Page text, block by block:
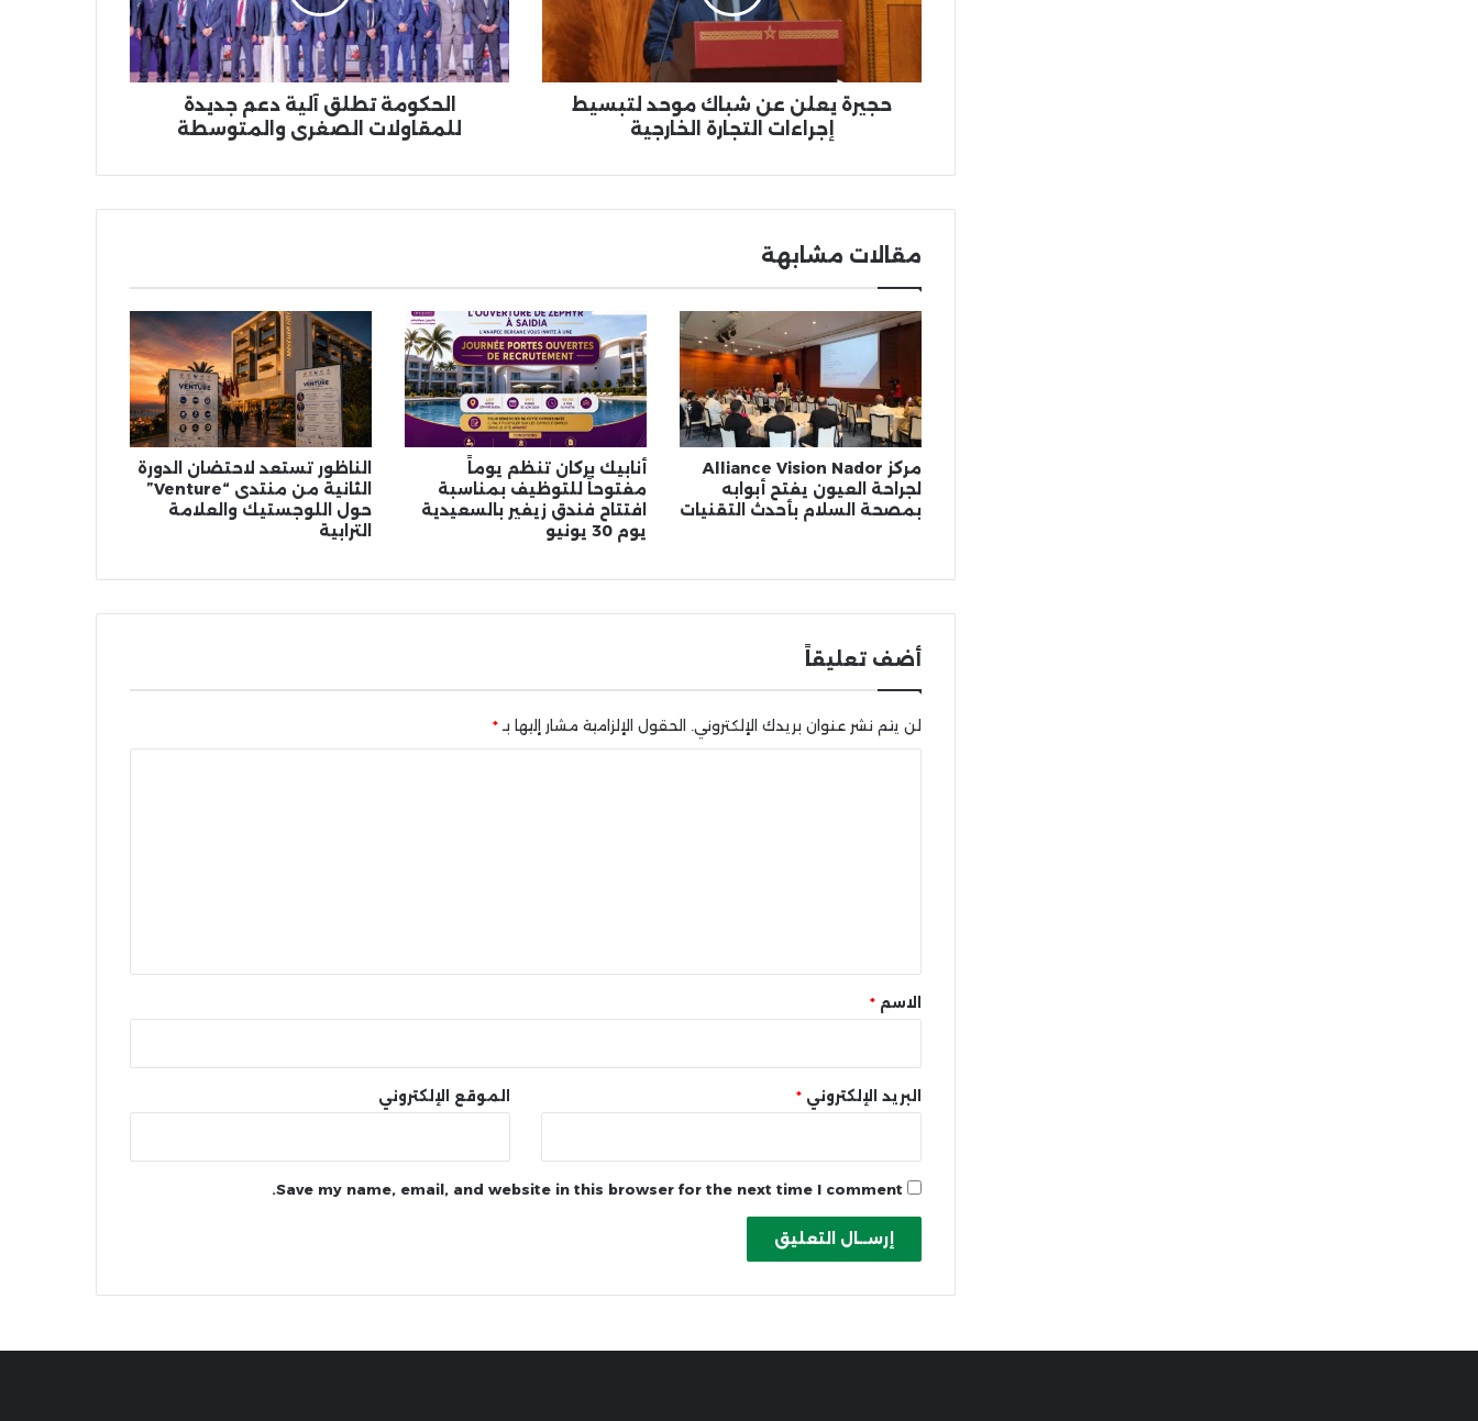
لتبسيط
إجراءات
التجارة
الخارجية
حجيرة يعلن عن شباك موحد لتبسيط
إجراءات التجارة الخارجية
للمقاولات
الصغرى
والمتوسطة
الحكومة تطلق آلية دعم جديدة
للمقاولات الصغرى والمتوسطة
مقالات مشابهة
مركز Alliance Vision Nador
لجراحة العيون يفتح أبوابه
بمصحة السلام بأحدث التقنيات
أنابيك بركان تنظم يوماً
مفتوحاً للتوظيف بمناسبة
افتتاح فندق زيفير بالسعيدية
يوم 30 يونيو
الناظور تستعد لاحتضان الدورة
الثانية من منتدى “Venture”
حول اللوجستيك والعلامة
الترابية
أضف تعليقاً
لن يتم نشر عنوان بريدك الإلكتروني. الحقول الإلزامية مشار إليها بـ *
* الاسم *
البريد الإلكتروني * الموقع الإلكتروني
Save my name, email, and website in this browser for the next time I comment.